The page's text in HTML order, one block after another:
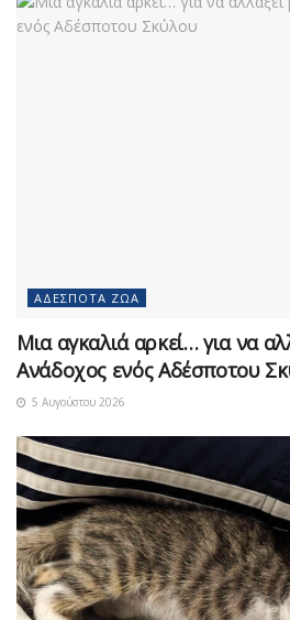
ΑΔΈΣΠΟΤΑ ΖΏΑ
Μια αγκαλιά αρκεί… για να
Ανάδοχος ενός Αδέσποτου
5 Αυγούστου 2026